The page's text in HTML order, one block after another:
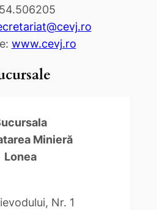
www.cevj.ro
Minieră
Lonea
Nr. 1